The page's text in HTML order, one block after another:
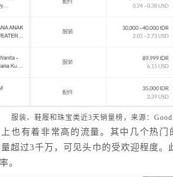
服装、鞋履和珠宝类近3天销量榜，来源：
也有着非常高的流量。其中几个热
超过3千万，可见头巾的受欢迎程度。
。